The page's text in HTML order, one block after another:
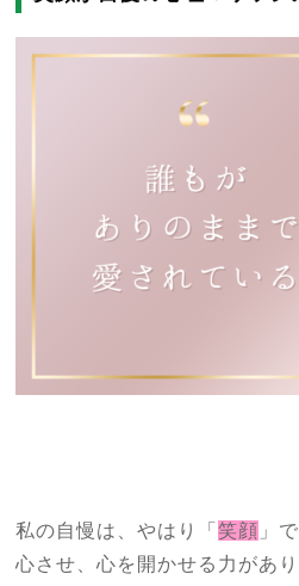
私の自慢は、やはり「笑顔 」
心させ、心を開かせる力があり